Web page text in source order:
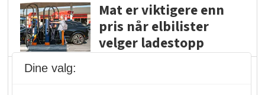
Mat er viktigere enn
pris når elbilister
velger ladestopp
Dine valg: